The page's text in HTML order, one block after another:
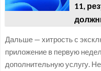
11,
Дальше — хитрость с
приложение в первую
дополнительную услугу.